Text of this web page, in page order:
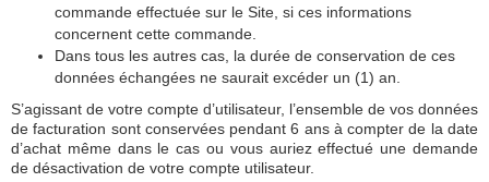
commande effectuée sur le Site, si ces informations
concernent cette commande.
Dans tous les autres cas, la durée de conservation de ces
données échangées ne saurait excéder un (1) an.
S’agissant de votre compte d’utilisateur, l’ensemble de vos données
de facturation sont conservées pendant 6 ans à compter de la date
d’achat même dans le cas ou vous auriez effectué une demande
de désactivation de votre compte utilisateur.